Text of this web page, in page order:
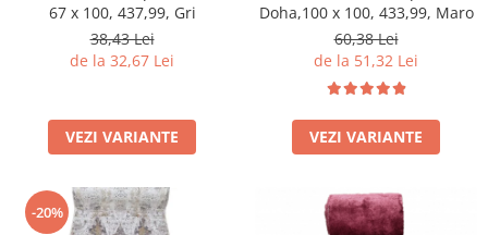
67 x 100, 437,99, Gri
38,43 Lei
de la 32,67 Lei
VEZI VARIANTE
Doha,100 x 100, 433,99, Maro
60,38 Lei
de la 51,32 Lei
VEZI VARIANTE
-20%